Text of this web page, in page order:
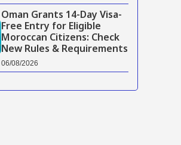
Oman Grants 14-Day Visa-
Free Entry for Eligible
Moroccan Citizens: Check
New Rules & Requirements
06/08/2026